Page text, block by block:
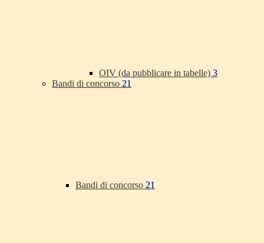
OIV (da pubblicare in tabelle) 3
Bandi di concorso 21
Bandi di concorso 21